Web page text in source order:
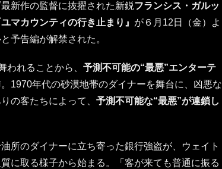
新作の監督に抜擢された新鋭フランシス・ガルッ
ユマカウンティの行き止まり』 が６月12日（金）よ
予告編が解禁された。
われることから、 予測不可能の“最悪”エンターテ
1970年代の砂漠地帯のダイナーを舞台に、凶悪な
の客たちによって、 予測不可能な“最悪”が連鎖し
所のダイナーに立ち寄った銀行強盗が、ウェイト
に取る様子から始まる。「客が来ても普通に振る